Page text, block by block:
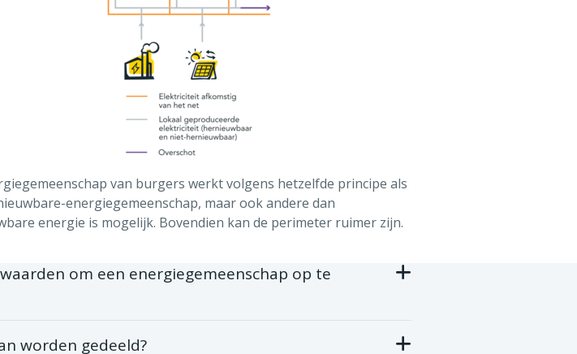
van burgers werkt volgens hetzelfde principe als
energiegemeenschap, maar ook andere dan
energie is mogelijk. Bovendien kan de perimeter ruimer zijn.
om een energiegemeenschap op te
hebben om sociale, economische of milieuvoordelen op te
worden gedeeld?